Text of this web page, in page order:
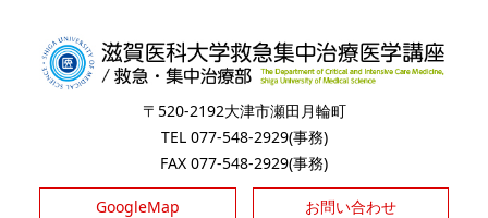
〒520-2192大津市瀬田月輪町
TEL 077-548-2929(事務)
FAX 077-548-2929(事務)
GoogleMap お問い合わせ